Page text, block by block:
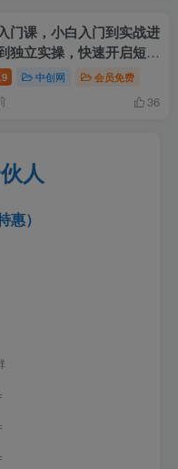
门课，小白入门到实战进
独立实操，快速开启短剧
中创网 会员免费
36
人
）